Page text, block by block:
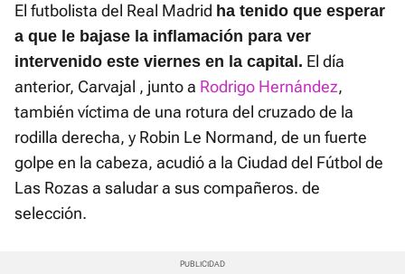
El futbolista del Real Madrid ha tenido que esperar
a que le bajase la inflamación para ver
intervenido este viernes en la capital. El día
anterior, Carvajal , junto a Rodrigo Hernández,
también víctima de una rotura del cruzado de la
rodilla derecha, y Robin Le Normand, de un fuerte
golpe en la cabeza, acudió a la Ciudad del Fútbol de
Las Rozas a saludar a sus compañeros. de
selección.